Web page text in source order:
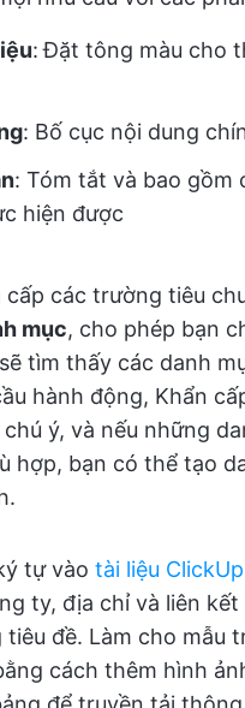
: Đặt tông màu cho
: Bố cục nội dung
: Tóm tắt và bao gồm
hiện được
cấp các trường tiêu
mục, cho phép bạn
tìm thấy các danh
hành động, Khẩn
ý, và nếu những
hợp, bạn có thể tạo
tự vào tài liệu ClickUp
ty, địa chỉ và liên
đề. Làm cho mẫu
cách thêm hình